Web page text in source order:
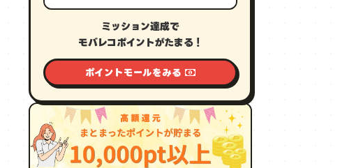
ミッション達成で
モバレコポイントがたまる！
ポイントモールをみる